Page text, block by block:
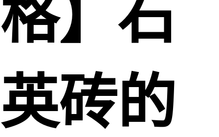
格】石
英砖的